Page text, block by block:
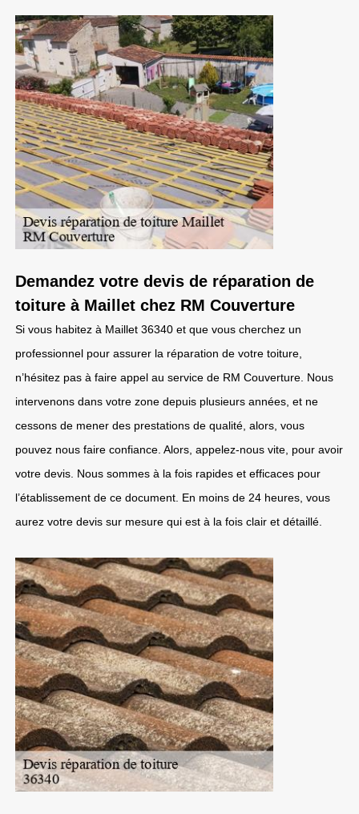
Demandez votre devis de réparation de
toiture à Maillet chez RM Couverture
Si vous habitez à Maillet 36340 et que vous cherchez un
professionnel pour assurer la réparation de votre toiture,
n’hésitez pas à faire appel au service de RM Couverture. Nous
intervenons dans votre zone depuis plusieurs années, et ne
cessons de mener des prestations de qualité, alors, vous
pouvez nous faire confiance. Alors, appelez-nous vite, pour avoir
votre devis. Nous sommes à la fois rapides et efficaces pour
l’établissement de ce document. En moins de 24 heures, vous
aurez votre devis sur mesure qui est à la fois clair et détaillé.